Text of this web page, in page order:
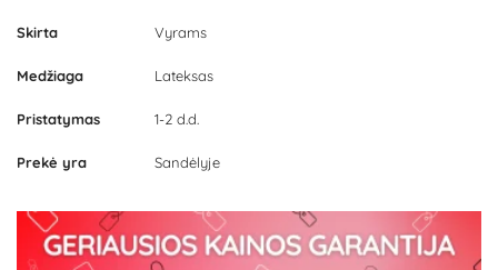
Skirta Vyrams
Medžiaga Lateksas
Pristatymas 1-2 d.d.
Prekė yra Sandėlyje